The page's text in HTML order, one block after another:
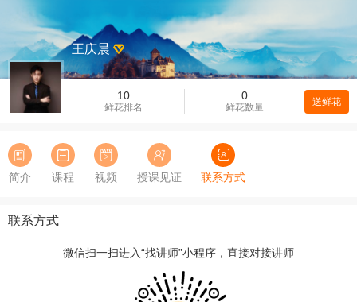
10
鲜花排名
0
鲜花数量 送鲜花
王庆晨
简介 课程 视频 授课见证 联系方式
联系方式
微信扫一扫进入“找讲师”小程序，直接对接讲师